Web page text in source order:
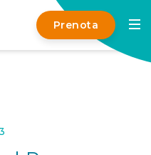
Prenota